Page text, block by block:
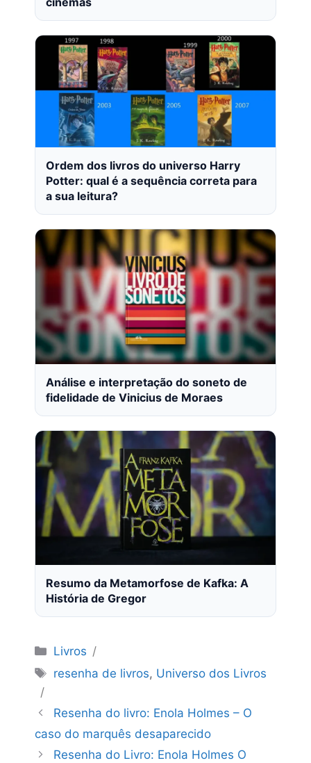
Ordem dos livros do universo Harry
Potter: qual é a sequência correta para
a sua leitura?
Análise e interpretação do soneto de
fidelidade de Vinicius de Moraes
Resumo da Metamorfose de Kafka: A
História de Gregor
Categorias
Livros
Tags
resenha de livros, Universo dos Livros
Resenha do livro: Enola Holmes – O
caso do marquês desaparecido
Resenha do Livro: Enola Holmes O